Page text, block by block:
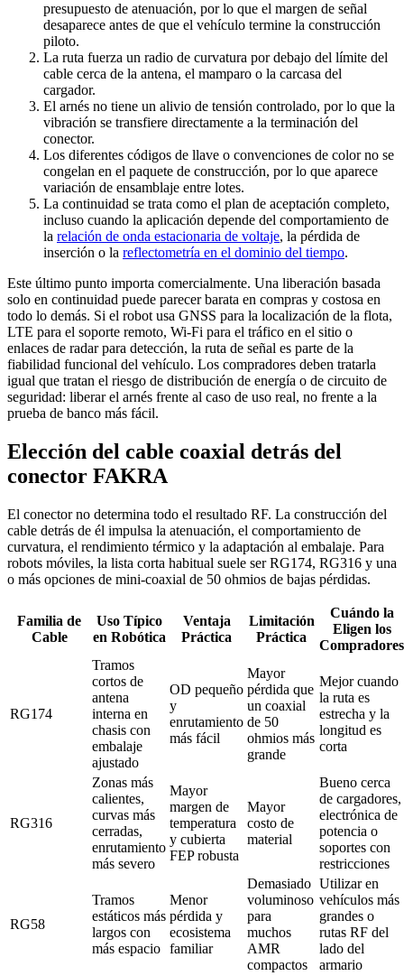
presupuesto de atenuación, por lo que el margen de señal
desaparece antes de que el vehículo termine la construcción
piloto.
La ruta fuerza un radio de curvatura por debajo del límite del
cable cerca de la antena, el mamparo o la carcasa del
cargador.
El arnés no tiene un alivio de tensión controlado, por lo que la
vibración se transfiere directamente a la terminación del
conector.
Los diferentes códigos de llave o convenciones de color no se
congelan en el paquete de construcción, por lo que aparece
variación de ensamblaje entre lotes.
La continuidad se trata como el plan de aceptación completo,
incluso cuando la aplicación depende del comportamiento de
la relación de onda estacionaria de voltaje, la pérdida de
inserción o la reflectometría en el dominio del tiempo.
Este último punto importa comercialmente. Una liberación basada
solo en continuidad puede parecer barata en compras y costosa en
todo lo demás. Si el robot usa GNSS para la localización de la flota,
LTE para el soporte remoto, Wi‑Fi para el tráfico en el sitio o
enlaces de radar para detección, la ruta de señal es parte de la
fiabilidad funcional del vehículo. Los compradores deben tratarla
igual que tratan el riesgo de distribución de energía o de circuito de
seguridad: liberar el arnés frente al caso de uso real, no frente a la
prueba de banco más fácil.
Elección del cable coaxial detrás del
conector FAKRA
El conector no determina todo el resultado RF. La construcción del
cable detrás de él impulsa la atenuación, el comportamiento de
curvatura, el rendimiento térmico y la adaptación al embalaje. Para
robots móviles, la lista corta habitual suele ser RG174, RG316 y una
o más opciones de mini-coaxial de 50 ohmios de bajas pérdidas.
Familia de
Cable
Uso Típico
en Robótica
Ventaja
Práctica
Limitación
Práctica
Cuándo la
Eligen los
Compradores
RG174
Tramos
cortos de
antena
interna en
chasis con
embalaje
ajustado
OD pequeño
y
enrutamiento
más fácil
Mayor
pérdida que
un coaxial
de 50
ohmios más
grande
Mejor cuando
la ruta es
estrecha y la
longitud es
corta
RG316
Zonas más
calientes,
curvas más
cerradas,
enrutamiento
más severo
Mayor
margen de
temperatura
y cubierta
FEP robusta
Mayor
costo de
material
Bueno cerca
de cargadores,
electrónica de
potencia o
soportes con
restricciones
RG58
Tramos
estáticos más
largos con
más espacio
Menor
pérdida y
ecosistema
familiar
Demasiado
voluminoso
para
muchos
AMR
compactos
Utilizar en
vehículos más
grandes o
rutas RF del
lado del
armario